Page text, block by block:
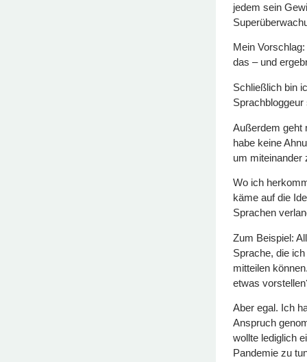
jedem sein
Mein
das – und
Schließlich bin
Außerdem geht
habe keine
um miteinander
Wo ich
käme auf die
Sprachen
Zum Beispiel:
Sprache, die
mitteilen
etwas
Aber egal. Ich
Anspruch
wollte lediglich
Pandemie zu